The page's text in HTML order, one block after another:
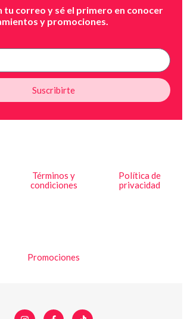
tu correo y sé el primero en conocer
y promociones.
Suscribirte
Términos y
condiciones
Política de
privacidad
Promociones